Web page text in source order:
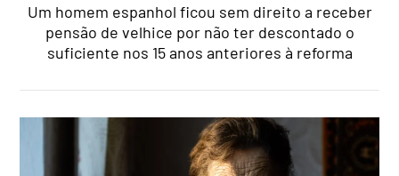
Um homem espanhol ficou sem direito a receber
pensão de velhice por não ter descontado o
suficiente nos 15 anos anteriores à reforma